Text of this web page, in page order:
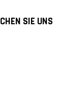
SIE UNS